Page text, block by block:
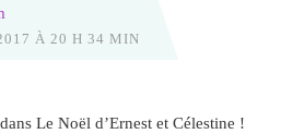
À 20 H 34 MIN
Le Noël d’Ernest et Célestine !